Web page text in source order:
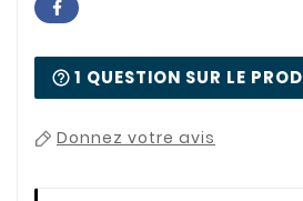
1 QUESTION SUR LE
Donnez votre avis